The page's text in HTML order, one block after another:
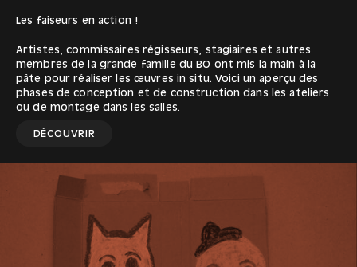
Les faiseurs en action !
Artistes, commissaires régisseurs, stagiaires et autres
membres de la grande famille du BO ont mis la main à la
pâte pour réaliser les œuvres in situ. Voici un aperçu des
phases de conception et de construction dans les ateliers
ou de montage dans les salles.
DÉCOUVRIR